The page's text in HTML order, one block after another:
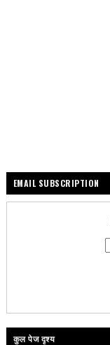
EMAIL SUBSCRIPTION
कुल पेज दृश्य